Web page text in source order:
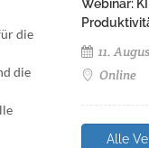
die
die
Webinar:
11.
Online
Alle